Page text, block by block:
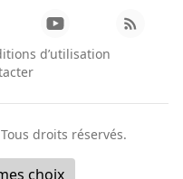
d’utilisation
droits réservés.
choix